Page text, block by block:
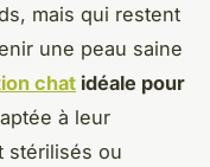
mais qui restent
une peau saine
chat idéale pour
à leur
stérilisés ou